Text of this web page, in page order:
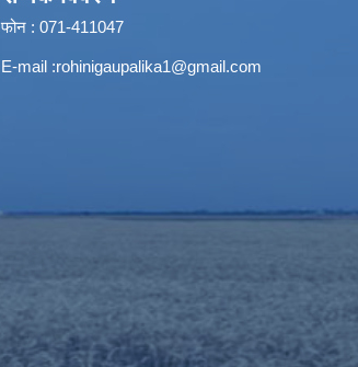
फोन : 071-411047
E-mail :rohinigaupalika1@gmail.com